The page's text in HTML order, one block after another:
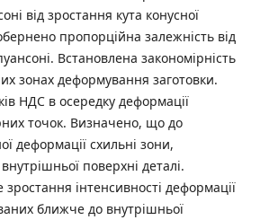
від зростання кута конусної
пропорційна залежність від
Встановлена закономірність
зонах деформування заготовки.
НДС в осередку деформації
точок. Визначено, що до
деформації схильні зони,
поверхні деталі.
інтенсивності деформації
ближче до внутрішньої